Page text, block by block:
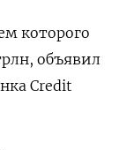
которого
объявил
Credit